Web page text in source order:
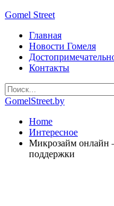
Gomel Street
Главная
Новости Гомеля
Контакты
GomelStreet.by
Home
Интересное
Микрозайм онлайн
поддержки